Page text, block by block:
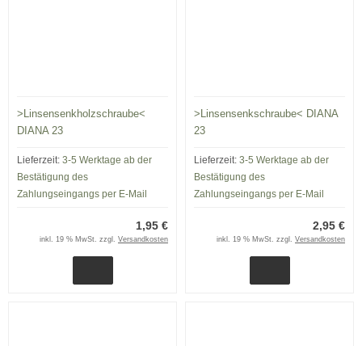
>Linsensenkholzschraube<
DIANA 23
Lieferzeit: 3-5 Werktage ab der
Bestätigung des
Zahlungseingangs per E-Mail
1,95 €
inkl. 19 % MwSt. zzgl. Versandkosten
>Linsensenkschraube< DIANA
23
Lieferzeit: 3-5 Werktage ab der
Bestätigung des
Zahlungseingangs per E-Mail
2,95 €
inkl. 19 % MwSt. zzgl. Versandkosten